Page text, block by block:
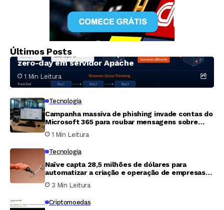
Últimos Posts
Tecnologia
Sistema de inteligência artificial descobre
técnicas inéditas de ataque HTTP e falha
zero-day em servidor Apache
1 Min Leitura
Tecnologia
Campanha massiva de phishing invade contas do
Microsoft 365 para roubar mensagens sobre
folha de pagamento e finanças
1 Min Leitura
Tecnologia
Naïve capta 28,5 milhões de dólares para
automatizar a criação e operação de empresas
com agentes de inteligência artificial
3 Min Leitura
Criptomoedas